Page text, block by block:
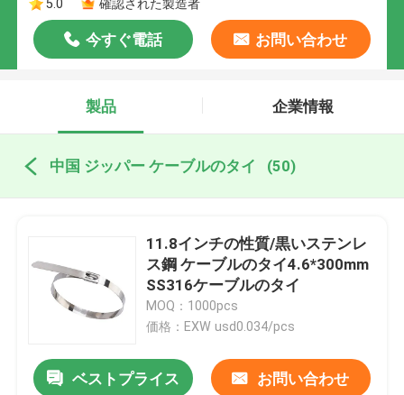
5.0
確認された製造者
今すぐ電話 お問い合わせ
製品 企業情報
中国 ジッパー ケーブルのタイ (50)
11.8インチの性質/黒いステンレ
ス鋼 ケーブルのタイ4.6*300mm
SS316ケーブルのタイ
MOQ：1000pcs
価格：EXW usd0.034/pcs
ベストプライス お問い合わせ